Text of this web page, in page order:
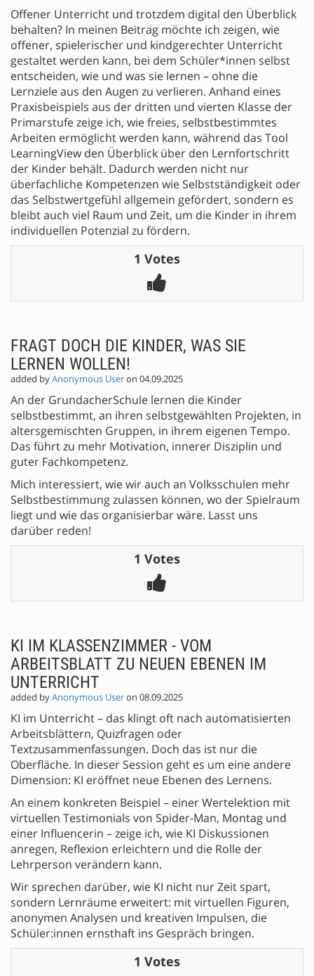
Offener Unterricht und trotzdem digital den Überblick
behalten? In meinen Beitrag möchte ich zeigen, wie
offener, spielerischer und kindgerechter Unterricht
gestaltet werden kann, bei dem Schüler*innen selbst
entscheiden, wie und was sie lernen – ohne die
Lernziele aus den Augen zu verlieren. Anhand eines
Praxisbeispiels aus der dritten und vierten Klasse der
Primarstufe zeige ich, wie freies, selbstbestimmtes
Arbeiten ermöglicht werden kann, während das Tool
LearningView den Überblick über den Lernfortschritt
der Kinder behält. Dadurch werden nicht nur
überfachliche Kompetenzen wie Selbstständigkeit oder
das Selbstwertgefühl allgemein gefördert, sondern es
bleibt auch viel Raum und Zeit, um die Kinder in ihrem
individuellen Potenzial zu fördern.
1 Votes
FRAGT DOCH DIE KINDER, WAS SIE
LERNEN WOLLEN!
added byAnonymous Useron 04.09.2025
An der GrundacherSchule lernen die Kinder
selbstbestimmt, an ihren selbstgewählten Projekten, in
altersgemischten Gruppen, in ihrem eigenen Tempo.
Das führt zu mehr Motivation, innerer Disziplin und
guter Fachkompetenz.
Mich interessiert, wie wir auch an Volksschulen mehr
Selbstbestimmung zulassen können, wo der Spielraum
liegt und wie das organisierbar wäre. Lasst uns
darüber reden!
1 Votes
KI IM KLASSENZIMMER - VOM
ARBEITSBLATT ZU NEUEN EBENEN IM
UNTERRICHT
added byAnonymous Useron 08.09.2025
KI im Unterricht – das klingt oft nach automatisierten
Arbeitsblättern, Quizfragen oder
Textzusammenfassungen. Doch das ist nur die
Oberfläche. In dieser Session geht es um eine andere
Dimension: KI eröffnet neue Ebenen des Lernens.
An einem konkreten Beispiel – einer Wertelektion mit
virtuellen Testimonials von Spider-Man, Montag und
einer Influencerin – zeige ich, wie KI Diskussionen
anregen, Reflexion erleichtern und die Rolle der
Lehrperson verändern kann.
Wir sprechen darüber, wie KI nicht nur Zeit spart,
sondern Lernräume erweitert: mit virtuellen Figuren,
anonymen Analysen und kreativen Impulsen, die
Schüler:innen ernsthaft ins Gespräch bringen.
1 Votes